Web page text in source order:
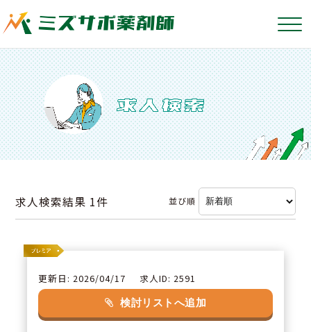
求人検索結果 1件 並び順
更新日: 2026/04/17 求人ID: 2591
検討リストへ追加